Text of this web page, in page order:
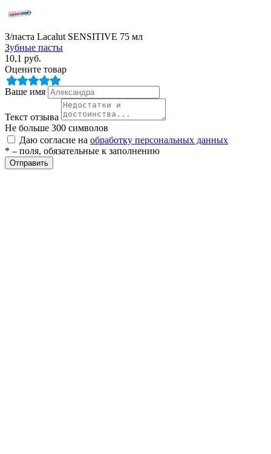
З/паста Lacalut SENSITIVE 75 мл
Зубные пасты
10,1 руб.
Оцените товар
Ваше имя
Текст отзыва
Не больше 300 символов
Даю согласие на обработку персональных данных
* – поля, обязательные к заполнению
Отправить